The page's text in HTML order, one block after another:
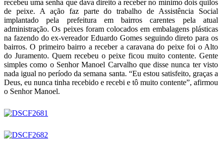
recebeu uma senha que dava direito a receber no mínimo dois quilos
de peixe. A ação faz parte do trabalho de Assistência Social
implantado pela prefeitura em bairros carentes pela atual
administração. Os peixes foram colocados em embalagens plásticas
na fazendo do ex-vereador Eduardo Gomes seguindo direto para os
bairros. O primeiro bairro a receber a caravana do peixe foi o Alto
do Juramento. Quem recebeu o peixe ficou muito contente. Gente
simples como o Senhor Manoel Carvalho que disse nunca ter visto
nada igual no período da semana santa. “Eu estou satisfeito, graças a
Deus, eu nunca tinha recebido e recebi e tô muito contente”, afirmou
o Senhor Manoel.